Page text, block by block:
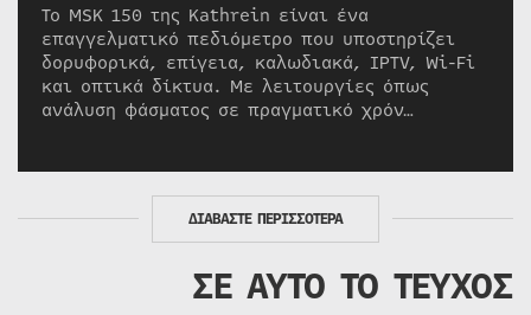
Το MSK 150 της Kathrein είναι ένα
επαγγελματικό πεδιόμετρο που υποστηρίζει
δορυφορικά, επίγεια, καλωδιακά, IPTV, Wi-Fi
και οπτικά δίκτυα. Με λειτουργίες όπως
ανάλυση φάσματος σε πραγματικό χρόν…
ΔΙΑΒΑΣΤΕ ΠΕΡΙΣΣΟΤΕΡΑ
ΣΕ ΑΥΤΟ ΤΟ ΤΕΥΧΟΣ